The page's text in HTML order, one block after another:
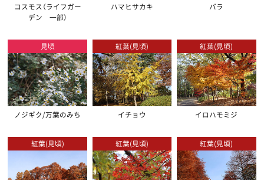
コスモス（ライフガー
デン 一部）
ハマヒサカキ バラ
見頃
ノジギク/万葉のみち
紅葉(見頃)
イチョウ
紅葉(見頃)
イロハモミジ
紅葉(見頃) 紅葉(見頃) 紅葉(見頃)